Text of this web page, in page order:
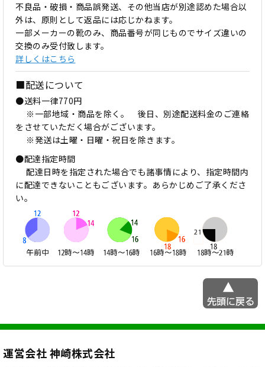
不良品・破損・商品誤発送、その他当店が別途認めた場合以
外は、原則として返品には応じかねます。
一部メーカーの靴のみ、商品番号が同じものでサイズ違いの
交換のみ受付致します。
詳しくはこちら
■配送について
●送料一律770円
※一部地域・商品を除く。 後日、別途配送料金のご連絡
をさせていただく場合がございます。
※発送は土曜・日曜・祝日を除きます。
●配達指定時間
配達日時を指定された場合でも諸事情により、指定時間内
に配達できないこともございます。あらかじめご了承くださ
い。
運営会社 神崎株式会社